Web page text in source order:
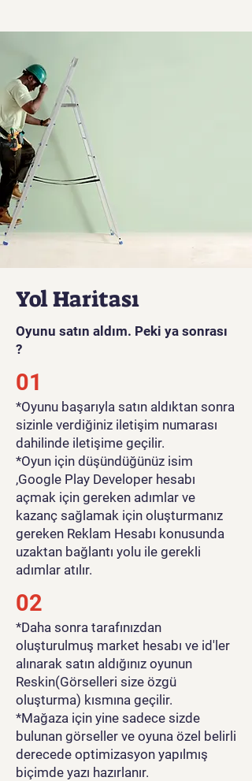
Yol Haritası
Oyunu satın aldım. Peki ya sonrası
?
01
*Oyunu başarıyla satın aldıktan sonra
sizinle verdiğiniz iletişim numarası
dahilinde iletişime geçilir.
*Oyun için düşündüğünüz isim
,Google Play Developer hesabı
açmak için gereken adımlar ve
kazanç sağlamak için oluşturmanız
gereken Reklam Hesabı konusunda
uzaktan bağlantı yolu ile gerekli
adımlar atılır.
02
*Daha sonra tarafınızdan
oluşturulmuş market hesabı ve id'ler
alınarak satın aldığınız oyunun
Reskin(Görselleri size özgü
oluşturma) kısmına geçilir.
*Mağaza için yine sadece sizde
bulunan görseller ve oyuna özel belirli
derecede optimizasyon yapılmış
biçimde yazı hazırlanır.